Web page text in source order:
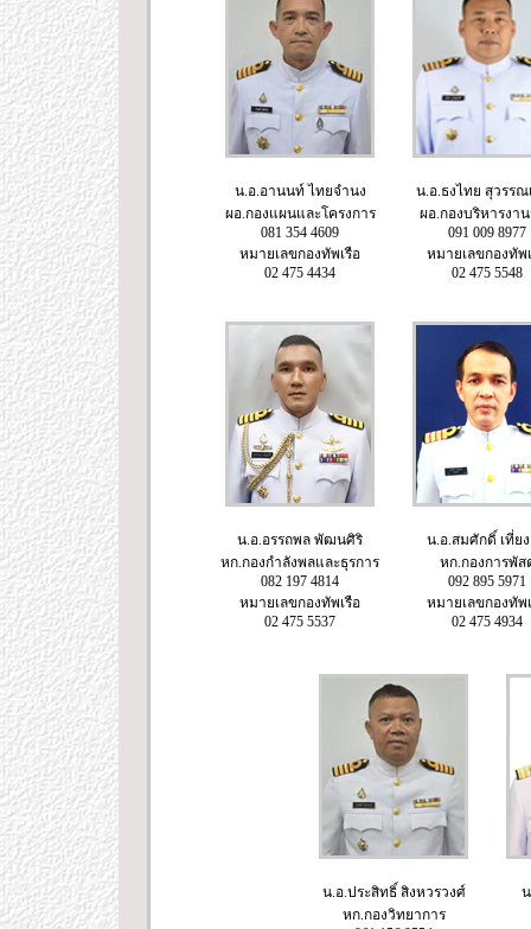
น.อ.อานนท์ ไทยจำนง
ผอ.กองแผนและโครงการ
081 354 4609
หมายเลขกองทัพเรือ
02 475 4434
น.อ.ธงไทย สุวรรณ
ผอ.กองบริหารงา
091 009 8977
หมายเลขกองทัพ
02 475 5548
น.อ.อรรถพล พัฒนศิริ
หก.กองกำลังพลและธุรการ
082 197 4814
หมายเลขกองทัพเรือ
02 475 5537
น.อ.สมศักดิ์ เที่ย
หก.กองการพัส
092 895 5971
หมายเลขกองทัพ
02 475 4934
น.อ.ประสิทธิ์ สิงหวรวงศ์
หก.กองวิทยาการ